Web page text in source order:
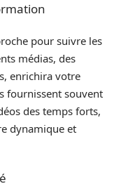
pour suivre les
médias, des
enrichira votre
fournissent souvent
des temps forts,
dynamique et